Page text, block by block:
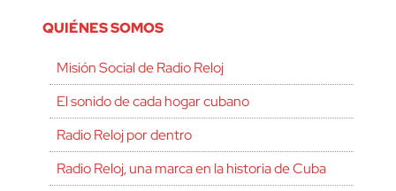
QUIÉNES SOMOS
Misión Social de Radio Reloj
El sonido de cada hogar cubano
Radio Reloj por dentro
Radio Reloj, una marca en la historia de Cuba